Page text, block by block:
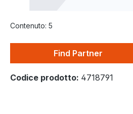
Contenuto: 5
Find Partner
Codice prodotto: 4718791